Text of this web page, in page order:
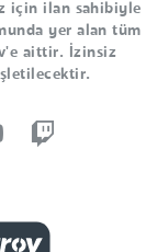
için ilan sahibiyle
yer alan tüm
aittir. İzinsiz